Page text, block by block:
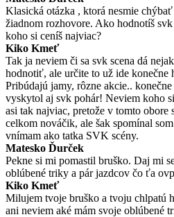
Klasická otázka , ktorá nesmie
žiadnom rozhovore. Ako hodnotíš svk
koho si ceníš najviac?
Kiko Kmeť
Tak ja neviem či sa svk scena dá nejak
hodnotiť, ale určite to už ide konečne
Pribúdajú jamy, rôzne akcie.. konečne
vyskytol aj svk pohár! Neviem koho
asi tak najviac, pretože v tomto obore
celkom nováčik, ale šak spomínal som
vnímam ako tatka SVK scény.
Matesko Ďurček
Pekne si mi pomastil bruško. Daj mi
oblúbené triky a pár jazdcov čo ťa
Kiko Kmeť
Milujem tvoje bruško a tvoju chlpatú
ani neviem aké mám svoje oblúbené